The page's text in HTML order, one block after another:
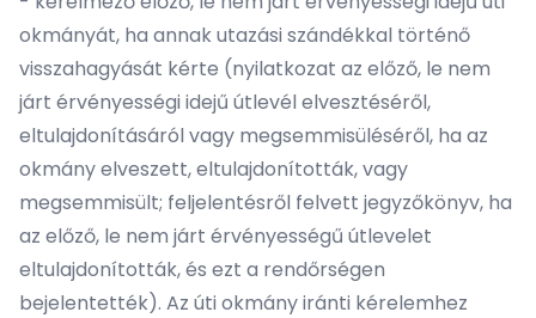
okmányát, ha annak utazási szándékkal történő
visszahagyását kérte (nyilatkozat az előző, le nem
járt érvényességi idejű útlevél elvesztéséről,
eltulajdonításáról vagy megsemmisüléséről, ha az
okmány elveszett, eltulajdonították, vagy
megsemmisült; feljelentésről felvett jegyzőkönyv, ha
az előző, le nem járt érvényességű útlevelet
eltulajdonították, és ezt a rendőrségen
bejelentették). Az úti okmány iránti kérelemhez